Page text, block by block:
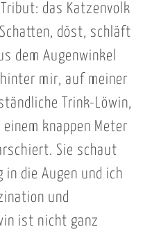
das Katzenvolk
döst, schläft
dem Augenwinkel
mir, auf meiner
Trink-Löwin,
knappen Meter
Sie schaut
die Augen und ich
und
ist nicht ganz